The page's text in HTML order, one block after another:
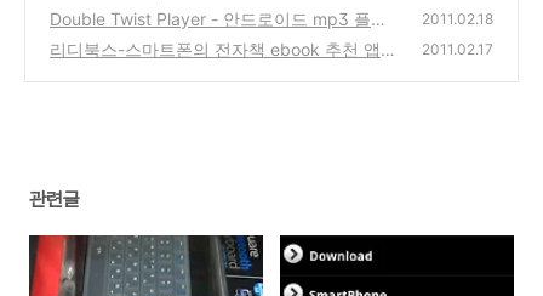
천 인터넷브라우져 사용기 리뷰
(0)
Double Twist Player - 안드로이드 mp3 플레
이어 앱 사용방법
(0)
2011.02.18
리디북스-스마트폰의 전자책 ebook 추천 앱
2011.02.17
관련글